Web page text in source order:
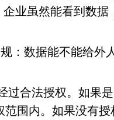
业虽然能看到数据
：数据能不能给外
合法授权。如果
围内。如果没有授